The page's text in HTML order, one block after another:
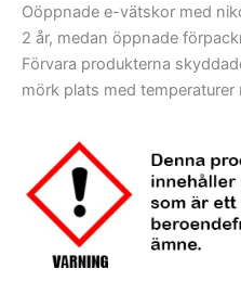
Oöppnade e-vätskor med
2 år, medan öppnade
Förvara produkterna
mörk plats med temperaturer